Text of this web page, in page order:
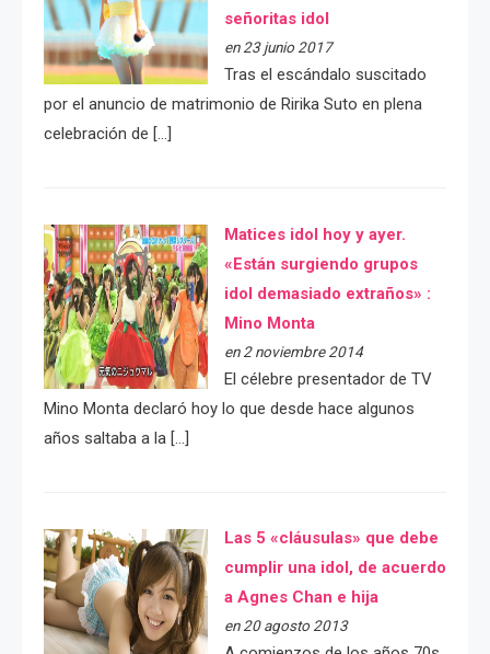
señoritas idol
en 23 junio 2017
Tras el escándalo suscitado
por el anuncio de matrimonio de Ririka Suto en plena
celebración de […]
Matices idol hoy y ayer.
«Están surgiendo grupos
idol demasiado extraños» :
Mino Monta
en 2 noviembre 2014
El célebre presentador de TV
Mino Monta declaró hoy lo que desde hace algunos
años saltaba a la […]
Las 5 «cláusulas» que debe
cumplir una idol, de acuerdo
a Agnes Chan e hija
en 20 agosto 2013